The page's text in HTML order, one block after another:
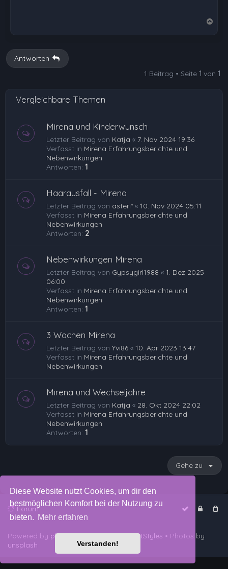
Diese Website nutzt Cookies, um dir den
bestmöglichen Komfort bei der Nutzung zu
bieten. Mehr erfahren
Verstanden!
b
Antworten
1 Beitrag • Seite 1 von 1
Vergleichbare Themen
Mirena und Kinderwunsch
Letzter Beitrag von Katja « 7. Nov 2024 19:36
Verfasst in Mirena Erfahrungsberichte und
Nebenwirkungen
Antworten: 1
Haarausfall - Mirena
Letzter Beitrag von asteri* « 10. Nov 2024 05:11
Verfasst in Mirena Erfahrungsberichte und
Nebenwirkungen
Antworten: 2
Nebenwirkungen Mirena
Letzter Beitrag von Gypsygirl1988 « 1. Dez 2025
06:00
Verfasst in Mirena Erfahrungsberichte und
Nebenwirkungen
Antworten: 1
3 Wochen Mirena
Letzter Beitrag von Yvi86 « 10. Apr 2023 13:47
Verfasst in Mirena Erfahrungsberichte und
Nebenwirkungen
Mirena und Wechseljahre
Letzter Beitrag von Katja « 28. Okt 2024 22:02
Verfasst in Mirena Erfahrungsberichte und
Nebenwirkungen
Antworten: 1
Gehe zu
Forum
Powered by phpBB™• Design byPlanetStyles • Photos by
unsplash